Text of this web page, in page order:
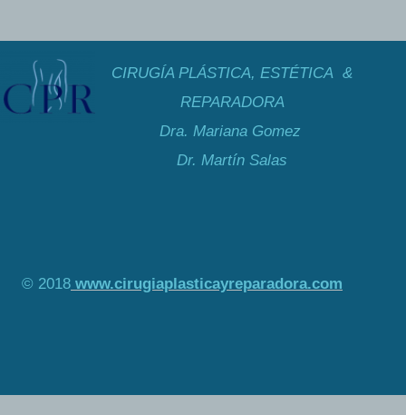
CIRUGÍA PLÁSTICA, ESTÉTICA &
REPARADORA
Dra. Mariana Gomez
Dr. Martín Salas
© 2018 www.cirugiaplasticayreparadora.com